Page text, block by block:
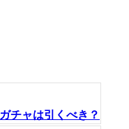
ガチャは引くべき？